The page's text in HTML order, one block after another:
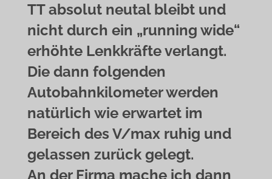
TT absolut neutal bleibt und
nicht durch ein „running wide“
erhöhte Lenkkräfte verlangt.
Die dann folgenden
Autobahnkilometer werden
natürlich wie erwartet im
Bereich des V/max ruhig und
gelassen zurück gelegt.
An der Firma mache ich dann